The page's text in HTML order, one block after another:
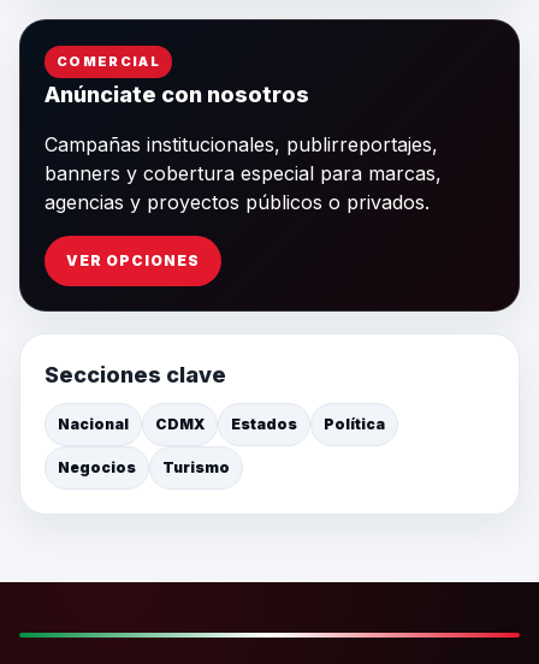
COMERCIAL
Anúnciate con nosotros
Campañas institucionales, publirreportajes,
banners y cobertura especial para marcas,
agencias y proyectos públicos o privados.
VER OPCIONES
Secciones clave
Nacional CDMX Estados Política
Negocios Turismo